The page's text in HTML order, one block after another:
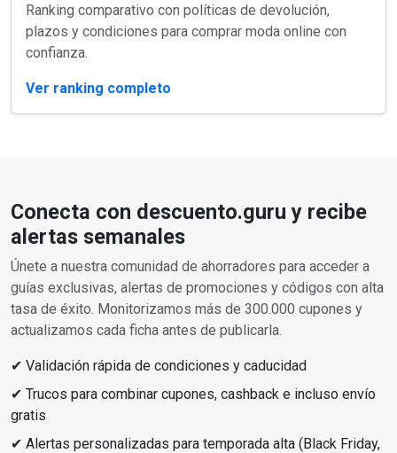
Ranking comparativo con políticas de devolución,
plazos y condiciones para comprar moda online con
confianza.
Ver ranking completo
Conecta con descuento.guru y recibe
alertas semanales
Únete a nuestra comunidad de ahorradores para acceder a
guías exclusivas, alertas de promociones y códigos con alta
tasa de éxito. Monitorizamos más de 300.000 cupones y
actualizamos cada ficha antes de publicarla.
✔ Validación rápida de condiciones y caducidad
✔ Trucos para combinar cupones, cashback e incluso envío
gratis
✔ Alertas personalizadas para temporada alta (Black Friday,